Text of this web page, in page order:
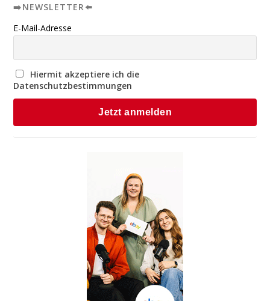
➡️NEWSLETTER⬅️
E-Mail-Adresse
Hiermit akzeptiere ich die
Datenschutzbestimmungen